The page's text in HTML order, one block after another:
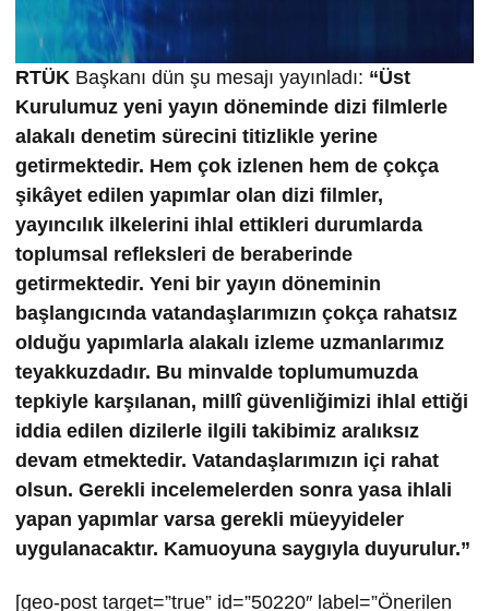
RTÜK Başkanı dün şu mesajı yayınladı: “Üst
Kurulumuz yeni yayın döneminde dizi filmlerle
alakalı denetim sürecini titizlikle yerine
getirmektedir. Hem çok izlenen hem de çokça
şikâyet edilen yapımlar olan dizi filmler,
yayıncılık ilkelerini ihlal ettikleri durumlarda
toplumsal refleksleri de beraberinde
getirmektedir. Yeni bir yayın döneminin
başlangıcında vatandaşlarımızın çokça rahatsız
olduğu yapımlarla alakalı izleme uzmanlarımız
teyakkuzdadır. Bu minvalde toplumumuzda
tepkiyle karşılanan, millî güvenliğimizi ihlal ettiği
iddia edilen dizilerle ilgili takibimiz aralıksız
devam etmektedir. Vatandaşlarımızın içi rahat
olsun. Gerekli incelemelerden sonra yasa ihlali
yapan yapımlar varsa gerekli müeyyideler
uygulanacaktır. Kamuoyuna saygıyla duyurulur.”
[geo-post target=”true” id=”50220″ label=”Önerilen